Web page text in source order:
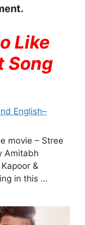
Like
Song
English–
movie – Stree
Amitabh
&
in this …